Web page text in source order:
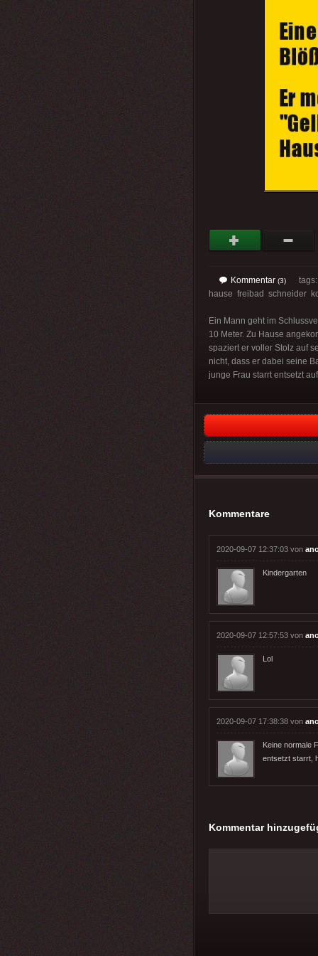
Kommentar (3)
hause freibad schneider
Ein Mann geht im
10 Meter. Zu Hause
spaziert er voller Stolz auf
nicht, dass er dabei seine
junge Frau starrt entsetzt
Kommentare
2020-09-07 12:37:03 von
Kindergarten
2020-09-07 12:57:53 von
Lol
2020-09-07 17:38:38 von
Keine normale
entsetzt starrt,
Kommentar